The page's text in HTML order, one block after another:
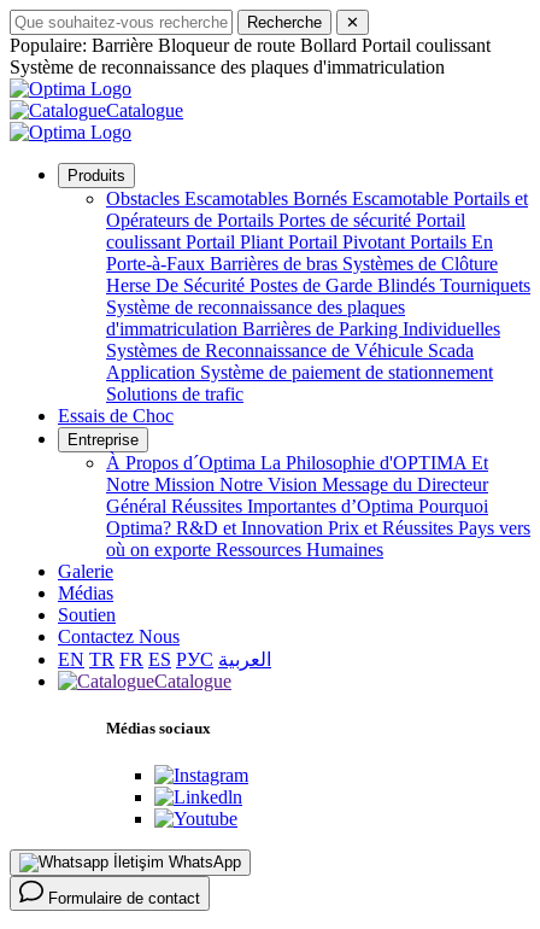
Recherche ✕
Populaire: Barrière Bloqueur de route Bollard Portail coulissant
Système de reconnaissance des plaques d'immatriculation
Catalogue
Produits
Obstacles Escamotables Bornés Escamotable Portails et
Opérateurs de Portails Portes de sécurité Portail
coulissant Portail Pliant Portail Pivotant Portails En
Porte-à-Faux Barrières de bras Systèmes de Clôture
Herse De Sécurité Postes de Garde Blindés Tourniquets
Système de reconnaissance des plaques
d'immatriculation Barrières de Parking Individuelles
Systèmes de Reconnaissance de Véhicule Scada
Application Système de paiement de stationnement
Solutions de trafic
Essais de Choc
Entreprise
À Propos d´Optima La Philosophie d'OPTIMA Et
Notre Mission Notre Vision Message du Directeur
Général Réussites Importantes d’Optima Pourquoi
Optima? R&D et Innovation Prix et Réussites Pays vers
où on exporte Ressources Humaines
Galerie
Médias
Soutien
Contactez Nous
EN TR FR ES РУС العربية
Catalogue
Médias sociaux
WhatsApp
Formulaire de contact